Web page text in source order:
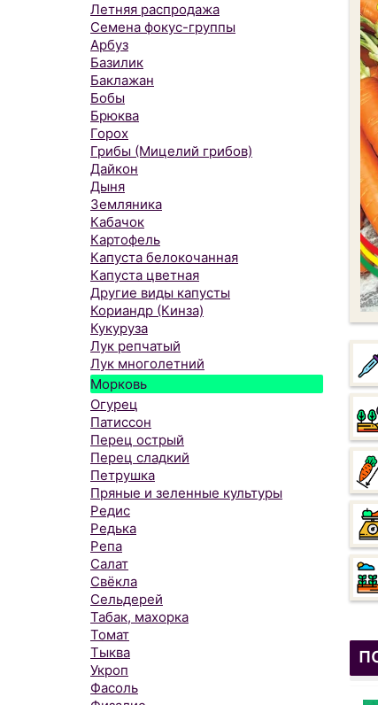
Летняя распродажа
Семена фокус-группы
Арбуз
Базилик
Баклажан
Бобы
Брюква
Горох
Грибы (Мицелий грибов)
Дайкон
Дыня
Земляника
Кабачок
Картофель
Капуста белокочанная
Капуста цветная
Другие виды капусты
Кориандр (Кинза)
Кукуруза
Лук репчатый
Лук многолетний
Морковь
Огурец
Патиссон
Перец острый
Перец сладкий
Петрушка
Пряные и зеленные культуры
Редис
Редька
Репа
Салат
Свёкла
Сельдерей
Табак, махорка
Томат
Тыква
Укроп
Фасоль